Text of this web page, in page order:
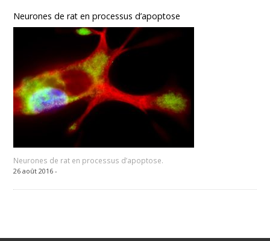
Neurones de rat en processus d’apoptose
Neurones de rat en processus d’apoptose.
26 août 2016 -